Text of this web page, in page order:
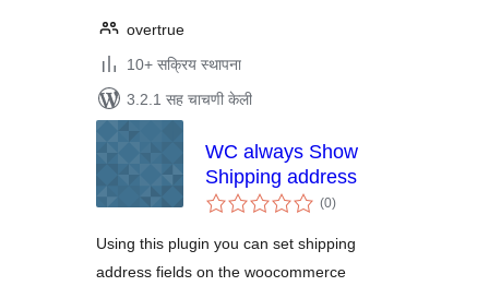
overtrue
10+ सक्रिय स्थापना
3.2.1 सह चाचणी केली
WC always Show
Shipping address
(0एकूण
मूल्यांकन
)
Using this plugin you can set shipping
address fields on the woocommerce